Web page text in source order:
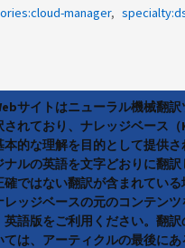
manager
サイトはニューラル機械翻
されており、ナレッジベース（
本的な理解を目的として提供さ
ナルの英語を文字どおりに翻訳
確ではない翻訳が含まれている
レッジベースの元のコンテン
英語版をご利用ください。翻訳
ては、アーティクルの最後に